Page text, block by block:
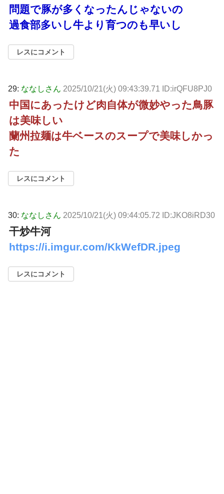
問題で豚が多くなったんじゃないの
過食部多いし牛より育つのも早いし
レスにコメント
29: ななしさん 2025/10/21(火) 09:43:39.71 ID:irQFU8PJ0
中国にあったけど肉自体が微妙やった鳥豚
は美味しい
蘭州拉麺は牛ベースのスープで美味しかっ
た
レスにコメント
30: ななしさん 2025/10/21(火) 09:44:05.72 ID:JKO8iRD30
干炒牛河
https://i.imgur.com/KkWefDR.jpeg
レスにコメント